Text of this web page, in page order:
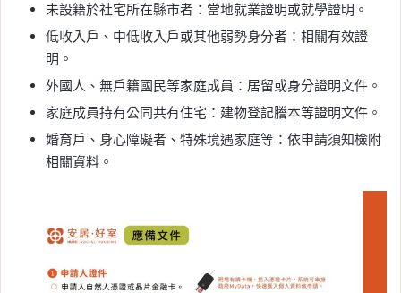
未設籍於社宅所在縣市者：當地就業證明或就學證明。
低收入戶、中低收入戶或其他弱勢身分者：相關有效證
明。
外國人、無戶籍國民等家庭成員：居留或身分證明文件。
家庭成員持有公同共有住宅：建物登記謄本等證明文件。
婚育戶、身心障礙者、特殊境遇家庭等：依申請須知檢附
相關資料。